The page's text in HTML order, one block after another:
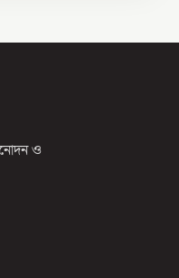
ও